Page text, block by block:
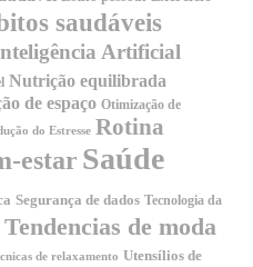
saudáveis
Artificial
Nutrição equilibrada
de espaço Otimização de
do Estresse Rotina
estar Saúde
Segurança de dados Tecnologia da
Tendencias de moda
de relaxamento Utensílios de